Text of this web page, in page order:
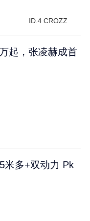
ID.4 CROZZ
起，张凌赫成首
米多+双动力 Pk